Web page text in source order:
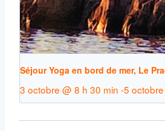
Séjour Yoga en bord de mer, Le
3 octobre @ 8 h 30 min -5